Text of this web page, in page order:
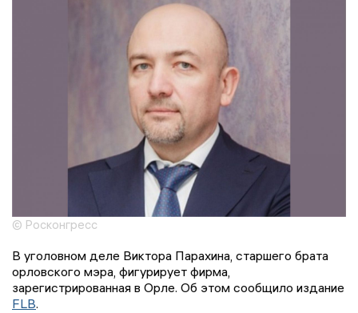
© Росконгресс
В уголовном деле Виктора Парахина, старшего брата
орловского мэра, фигурирует фирма,
зарегистрированная в Орле. Об этом сообщило издание
FLB.